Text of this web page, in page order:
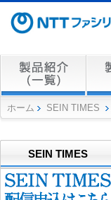
ホーム SEIN TIMES
SEIN TIMES